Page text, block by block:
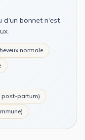
d'un bonnet n'est
normale
post-partum)